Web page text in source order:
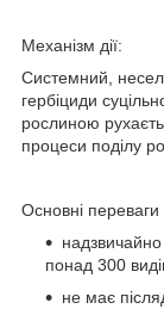
Механізм дії:
Системний,
гербіциди
рослиною
процеси поділу
Основні
понад 300
не має